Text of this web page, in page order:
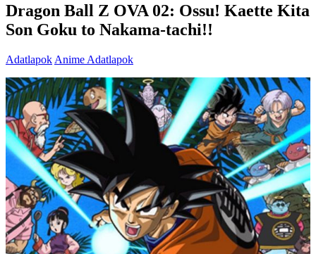
Dragon Ball Z OVA 02: Ossu! Kaette Kita
Son Goku to Nakama-tachi!!
Adatlapok Anime Adatlapok